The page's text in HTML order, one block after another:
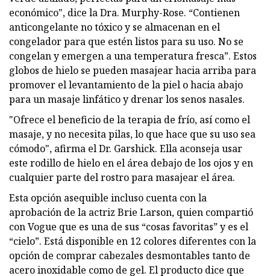
económico", dice la Dra. Murphy-Rose. “Contienen
anticongelante no tóxico y se almacenan en el
congelador para que estén listos para su uso. No se
congelan y emergen a una temperatura fresca”. Estos
globos de hielo se pueden masajear hacia arriba para
promover el levantamiento de la piel o hacia abajo
para un masaje linfático y drenar los senos nasales.
"Ofrece el beneficio de la terapia de frío, así como el
masaje, y no necesita pilas, lo que hace que su uso sea
cómodo", afirma el Dr. Garshick. Ella aconseja usar
este rodillo de hielo en el área debajo de los ojos y en
cualquier parte del rostro para masajear el área.
Esta opción asequible incluso cuenta con la
aprobación de la actriz Brie Larson, quien compartió
con Vogue que es una de sus “cosas favoritas” y es el
“cielo”. Está disponible en 12 colores diferentes con la
opción de comprar cabezales desmontables tanto de
acero inoxidable como de gel. El producto dice que